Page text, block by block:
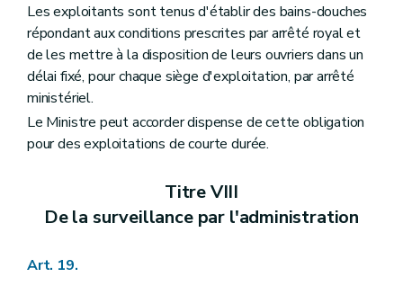
Les exploitants sont tenus d'établir des bains-douches
répondant aux conditions prescrites par arrêté royal et
de les mettre à la disposition de leurs ouvriers dans un
délai fixé, pour chaque siège d'exploitation, par arrêté
ministériel.
Le Ministre peut accorder dispense de cette obligation
pour des exploitations de courte durée.
Titre VIII
De la surveillance par l'administration
Art. 19.